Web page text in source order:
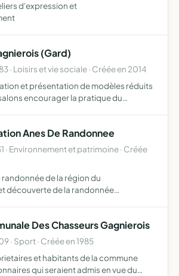
d'expression et
(Gard)
· Loisirs et vie sociale · Créée en 2014
et présentation de modèles réduits
encourager la pratique du
Anes De Randonnee
· Environnement et patrimoine · Créée
de la région du
découverte de la randonnée
Des Chasseurs Gagnierois
· Sport · Créée en 1985
et habitants de la commune
qui seraient admis en vue du